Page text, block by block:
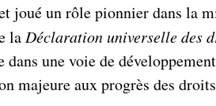
un rôle pionnier dans la
la Déclaration universelle des
une voie de
majeure aux progrès des